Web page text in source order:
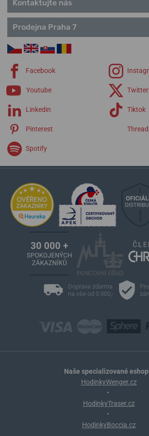
Kontaktujte nás
Prodejna Praha 7
Facebook
Youtube Twitter
Linkedin Tiktok
Pinterest
Spotify
Doprava zdarma
na vše od 3 000,-
Naše specializované
HodinkyWenger.cz
•
HodinkyTraser.cz
•
HodinkyBoccia.cz